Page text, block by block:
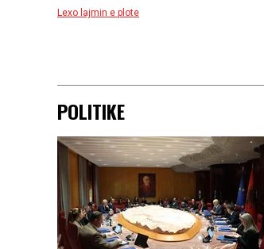
Lexo lajmin e plote
POLITIKE